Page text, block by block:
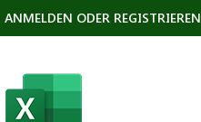
ANMELDEN ODER REGISTRIEREN